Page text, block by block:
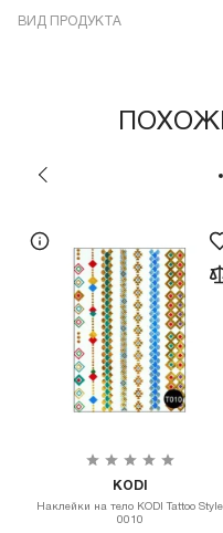
ВИД ПРОДУКТА
KODI
Наклейки на тело KODI Tattoo Style
0010